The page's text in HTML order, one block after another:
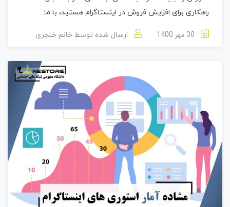
راهکاری برای افزایش فروش در اینستاگرام هستید، با ما…
ارسال شده توسط خانم خنجری